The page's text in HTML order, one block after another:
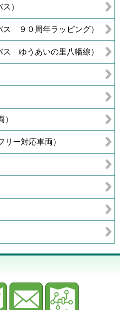
）
ス ９０周年ラッピング）
ス ゆうあいの里八幡線）
リー対応車両）